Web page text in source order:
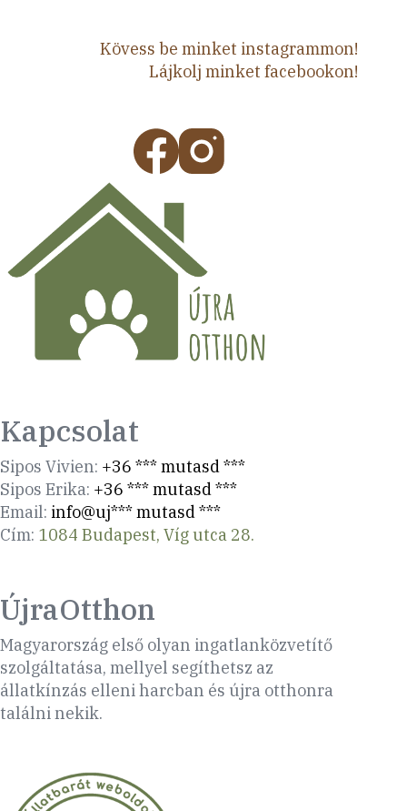
Kövess be minket instagrammon!
Lájkolj minket facebookon!
Kapcsolat
Sipos Vivien: +36 *** mutasd ***
Sipos Erika: +36 *** mutasd ***
Email: info@uj*** mutasd ***
Cím: 1084 Budapest, Víg utca 28.
ÚjraOtthon
Magyarország első olyan ingatlanközvetítő
szolgáltatása, mellyel segíthetsz az
állatkínzás elleni harcban és újra otthonra
találni nekik.